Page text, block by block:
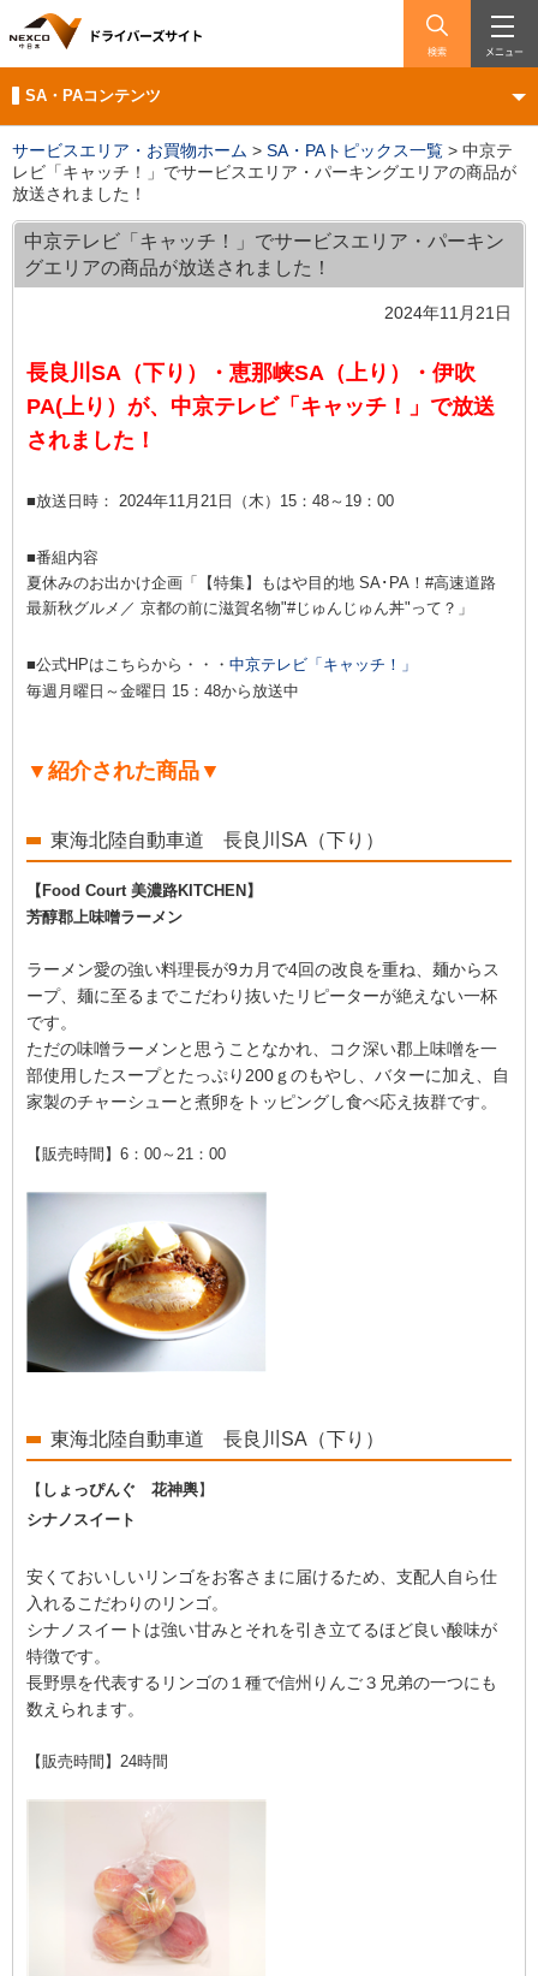
検索 メニュー
SA・PAコンテンツ
サービスエリア・お買物ホーム > SA・PAトピックス一覧 > 中京テ
レビ「キャッチ！」でサービスエリア・パーキングエリアの商品が
放送されました！
中京テレビ「キャッチ！」でサービスエリア・パーキン
グエリアの商品が放送されました！
2024年11月21日
長良川SA（下り）・恵那峡SA（上り）・伊吹
PA(上り） が、中京テレビ「キャッチ！」で放送
されました！
■放送日時： 2024年11月21 日（木 ）15：48～19：00
■番組内容
夏休みのお出かけ企画「
【特集】もはや目的地 SA･PA！#高速道路
最新秋グルメ／ 京都の前に滋賀名物"#じゅんじゅん丼"って？ 」
■公式HPはこちらから・・・ 中京テレビ「キャッチ！」
毎週月曜日～金曜日 15：48から放送中
▼紹介された商品▼
東海北陸自動車道 長良川SA（下り）
【Food Court 美濃路KITCHEN】
芳醇郡上味噌ラーメン
ラーメン愛の強い料理長が9カ月で4回の改良を重ね、麺からス
ープ、麺に至るまでこだわり抜いたリピーターが絶えない一杯
です。
ただの味噌ラーメンと思うことなかれ、コク深い郡上味噌を一
部使用したスープとたっぷり200ｇのもやし、バターに加え、自
家製のチャーシューと煮卵をトッピングし食べ応え抜群です。
【販売時間】6：00～21：00
東海北陸自動車道 長良川SA（下り）
【 しょっぴんぐ 花神輿】
シナノスイート
安くておいしいリンゴをお客さまに届けるため、支配人自ら仕
入れるこだわりのリンゴ。
シナノスイートは強い甘みとそれを引き立てるほど良い酸味が
特徴です。
長野県を代表するリンゴの１種で信州りんご３兄弟の一つにも
数えられます。
【販売時間】24時間